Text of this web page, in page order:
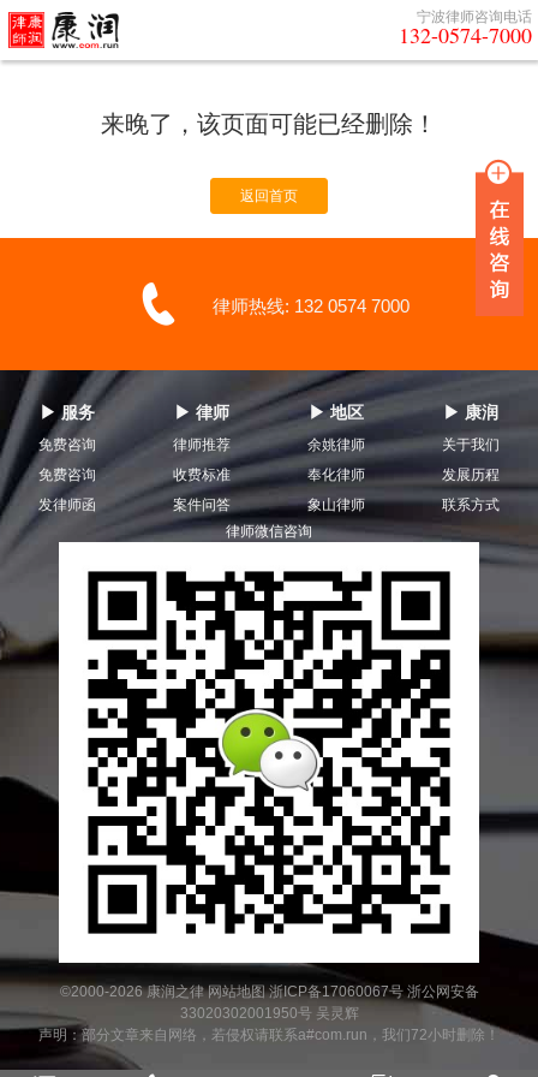
宁波律师咨询电话
132-0574-7000
来晚了，该页面可能已经删除！
返回首页
律师热线: 132 0574 7000
▶ 服务
免费咨询
免费咨询
发律师函
▶ 律师
律师推荐
收费标准
案件问答
▶ 地区
余姚律师
奉化律师
象山律师
▶ 康润
关于我们
发展历程
联系方式
律师微信咨询
©2000-2026康润之律 网站地图 浙ICP备17060067号 浙公网安备
33020302001950号 吴灵辉
声明：部分文章来自网络，若侵权请联系a#com.run，我们72小时删除！